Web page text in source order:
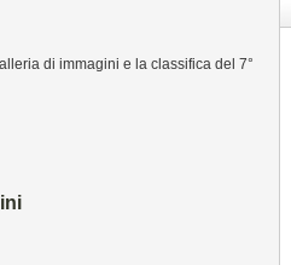
di immagini e la classifica del 7°